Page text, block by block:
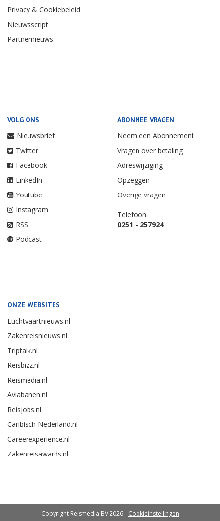
Privacy & Cookiebeleid
Nieuwsscript
Partnernieuws
VOLG ONS
Nieuwsbrief
Twitter
Facebook
LinkedIn
Youtube
Instagram
RSS
Podcast
ABONNEE VRAGEN
Neem een Abonnement
Vragen over betaling
Adreswijziging
Opzeggen
Overige vragen
Telefoon:
0251 - 257924
ONZE WEBSITES
Luchtvaartnieuws.nl
Zakenreisnieuws.nl
Triptalk.nl
Reisbizz.nl
Reismedia.nl
Aviabanen.nl
Reisjobs.nl
Caribisch Nederland.nl
Careerexperience.nl
Zakenreisawards.nl
Copyright Reismedia BV 2026 - Cookieinstellingen